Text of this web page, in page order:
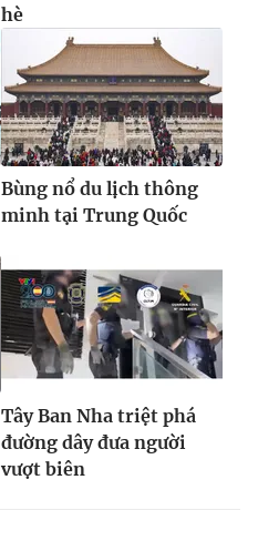
hè
Bùng nổ du lịch thông
minh tại Trung Quốc
Tây Ban Nha triệt phá
đường dây đưa người
vượt biên